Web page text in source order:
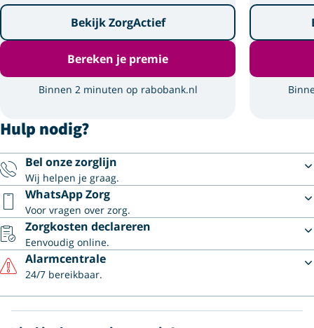
Bekijk ZorgActief
Bereken je premie
Binnen 2 minuten op rabobank.nl
Hulp nodig?
Bel onze zorglijn
Wij helpen je graag.
WhatsApp Zorg
Voor vragen over zorg.
Zorgkosten declareren
Eenvoudig online.
Alarmcentrale
24/7 bereikbaar.